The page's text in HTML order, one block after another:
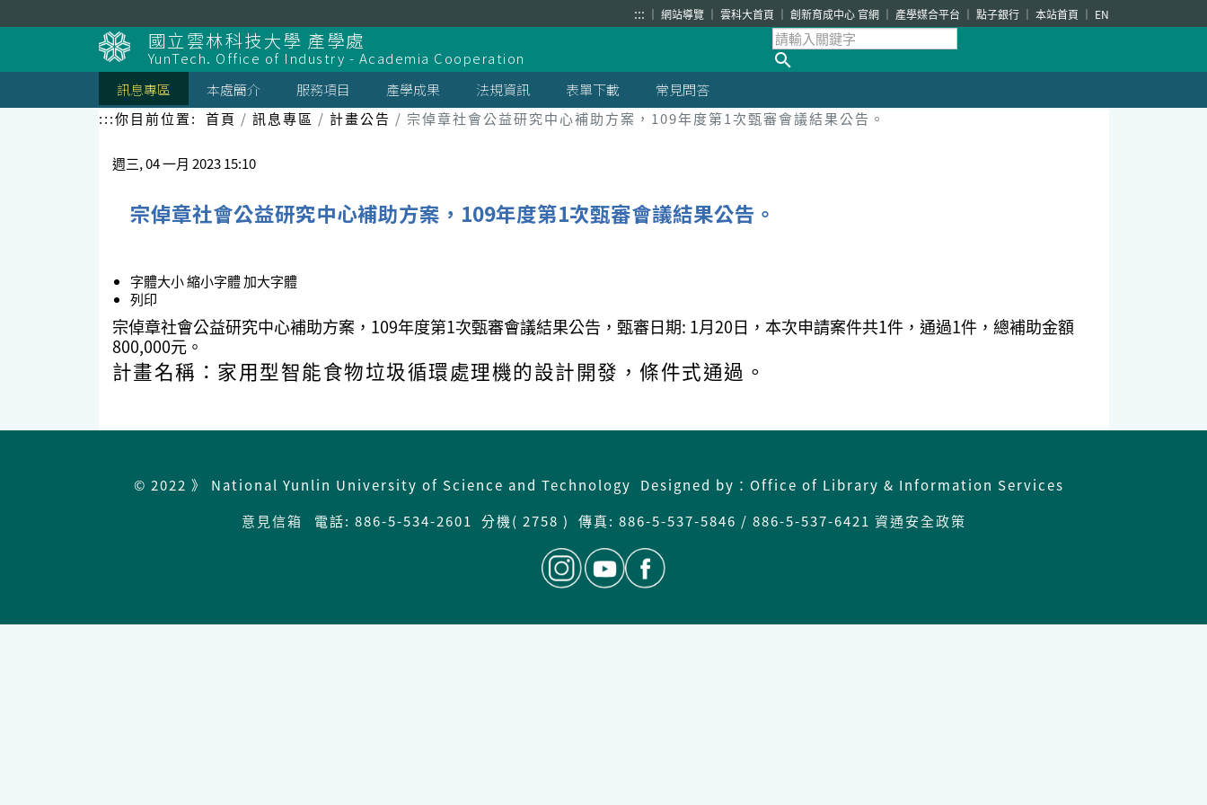
到
::: 網站導覽 雲科大首頁 創新育成中心 官網 產學媒合平台 點子銀行 本站首頁 EN
國立雲林科技大學 產學處
YunTech. Office of Industry - Academia Cooperation
訊息專區
本處簡介 服務項目 產學成果 法規資訊 表單下載
常見問答
:::你目前位置: 首頁 訊息專區 計畫公告 宗倬章社會公益研究中心補助方案，109年度第1次甄審會議結果公告。
週三, 04 一月 2023 15:10
宗倬章社會公益研究中心補助方案，109年度第1次甄審會議結果公告。
字體大小縮小字體加大字體
列印
宗倬章社會公益研究中心補助方案，109年度第1次甄審會議結果公告，甄審日期: 1月20日，本次申請案件共1件，通過1件，總補助金額
800,000元。
計畫名稱：家用型智能食物垃圾循環處理機的設計開發，條件式通過。
© 2022 》 National Yunlin University of Science and Technology Designed by：Office of Library & Information Services
意見信箱
電話: 886-5-534-2601 分機( 2758 ) 傳真: 886-5-537-5846 / 886-5-537-6421 資通安全政策